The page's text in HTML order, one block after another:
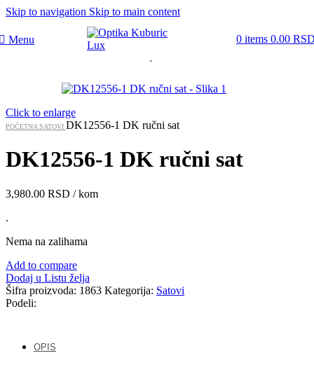
Skip to navigation Skip to main content
Menu 0 items 0.00
Click to enlarge
POČETNA SATOVI DK12556-1 DK ručni sat
DK12556-1 DK ručni sat
3,980.00 RSD / kom
.
Nema na zalihama
Add to compare
Dodaj u Listu želja
Šifra proizvoda: 1863 Kategorija: Satovi
Podeli:
OPIS